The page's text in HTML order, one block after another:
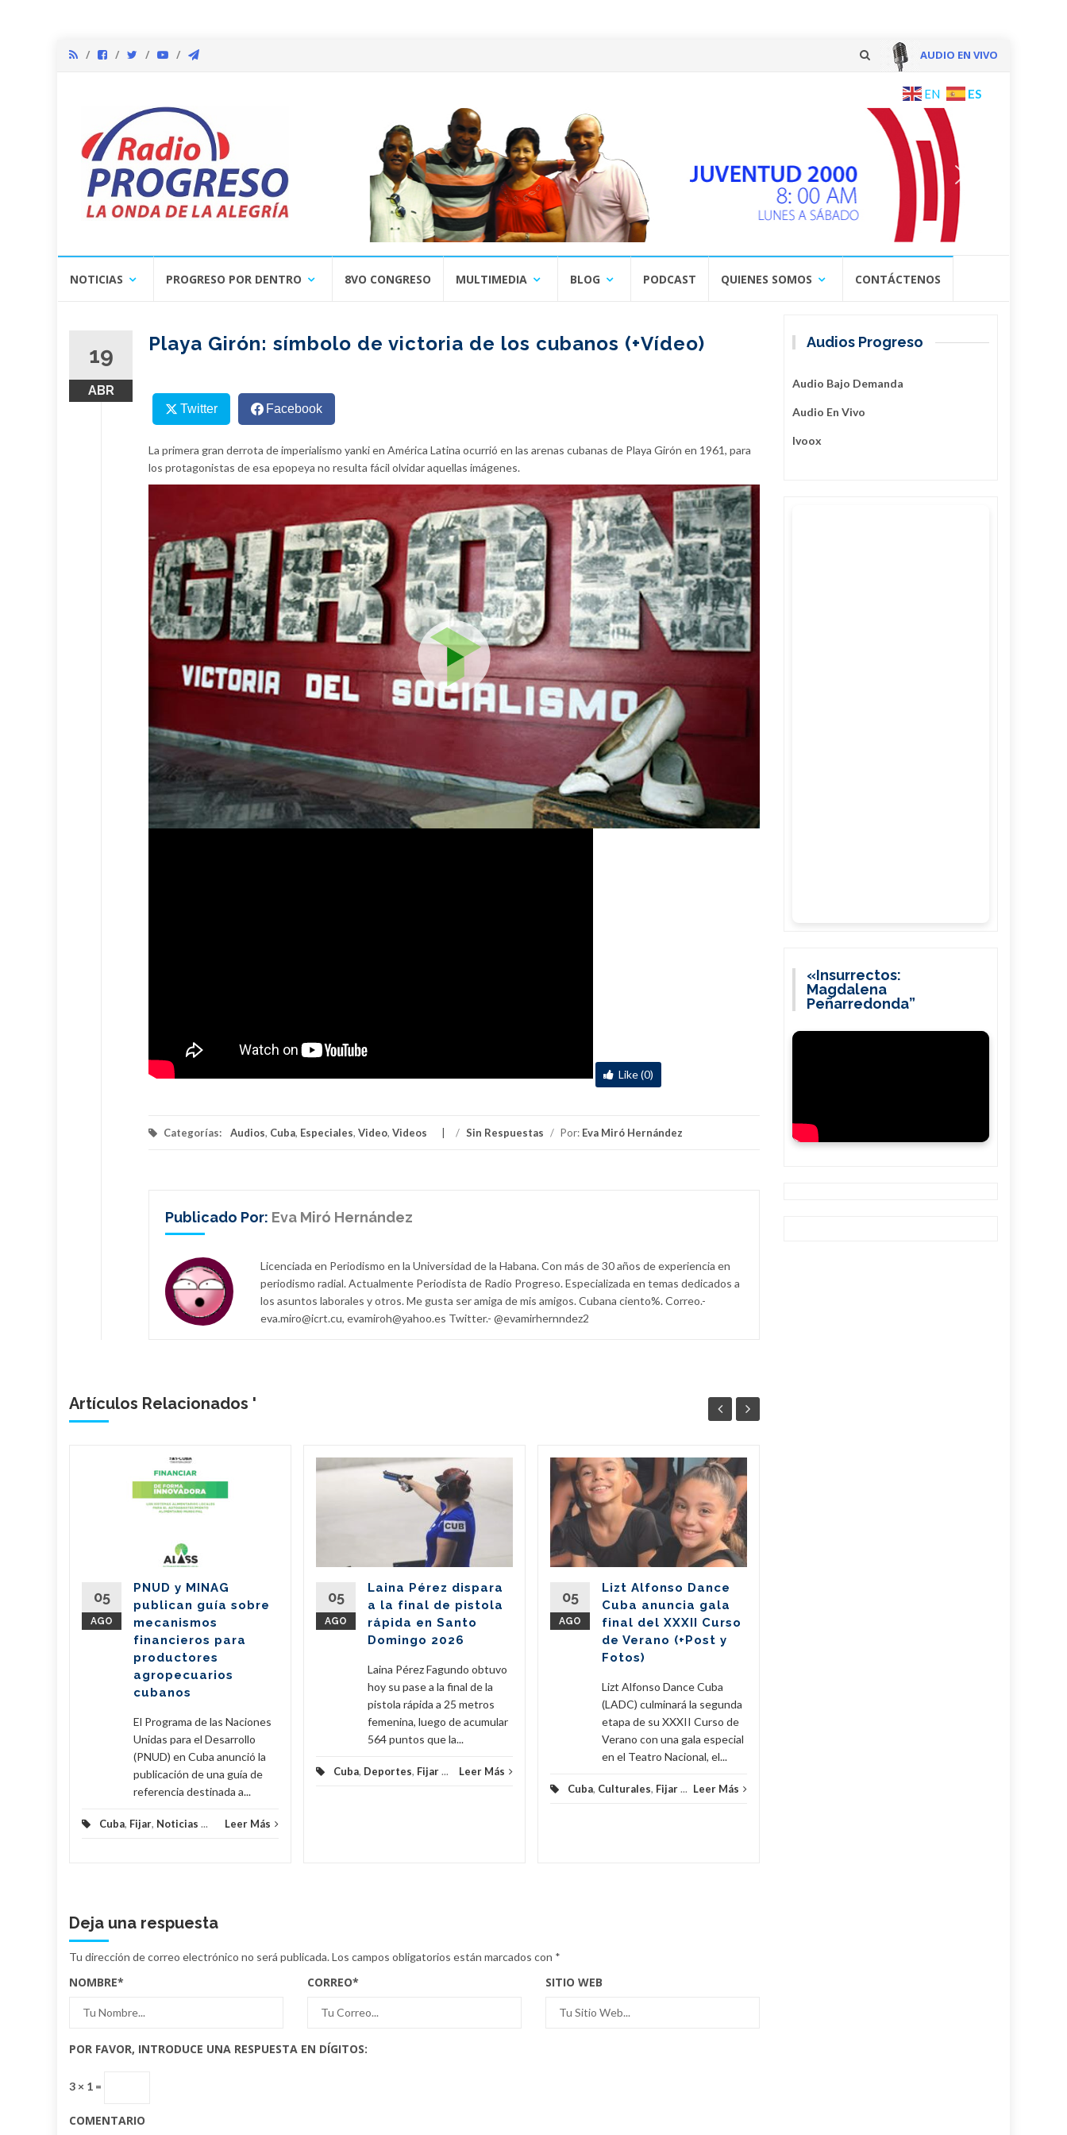
AUDIO EN VIVO
content
EN ES
NOTICIAS PROGRESO POR DENTRO 8VO CONGRESO MULTIMEDIA BLOG PODCAST QUIENES SOMOS CONTÁCTENOS
19
ABR
Playa Girón: símbolo de victoria de los cubanos (+Vídeo)
Twitter Facebook
La primera gran derrota de imperialismo yanki en América Latina ocurrió en las arenas cubanas de Playa Girón en 1961, para
los protagonistas de esa epopeya no resulta fácil olvidar aquellas imágenes.
Like (0)
Categorías: Audios, Cuba, Especiales, Video, Videos / Sin Respuestas / Por: Eva Miró Hernández
Publicado Por: Eva Miró Hernández
Licenciada en Periodismo en la Universidad de la Habana. Con más de 30 años de experiencia en
periodismo radial. Actualmente Periodista de Radio Progreso. Especializada en temas dedicados a
los asuntos laborales y otros. Me gusta ser amiga de mis amigos. Cubana ciento%. Correo.-
eva.miro@icrt.cu, evamiroh@yahoo.es Twitter.- @evamirhernndez2
Artículos Relacionados '
05
AGO
PNUD y MINAG
publican guía sobre
mecanismos
financieros para
productores
agropecuarios
cubanos
El Programa de las Naciones
Unidas para el Desarrollo
(PNUD) en Cuba anunció la
publicación de una guía de
referencia destinada a...
Cuba, Fijar, Noticias ... Leer Más
05
AGO
Laina Pérez dispara
a la final de pistola
rápida en Santo
Domingo 2026
Laina Pérez Fagundo obtuvo
hoy su pase a la final de la
pistola rápida a 25 metros
femenina, luego de acumular
564 puntos que la...
Cuba, Deportes, Fijar... Leer Más
05
AGO
Lizt Alfonso Dance
Cuba anuncia gala
final del XXXII Curso
de Verano (+Post y
Fotos)
Lizt Alfonso Dance Cuba
(LADC) culminará la segunda
etapa de su XXXII Curso de
Verano con una gala especial
en el Teatro Nacional, el...
Cuba, Culturales, Fijar... Leer Más
Deja una respuesta
Tu dirección de correo electrónico no será publicada.Los campos obligatorios están marcados con *
NOMBRE* CORREO* SITIO WEB
POR FAVOR, INTRODUCE UNA RESPUESTA EN DÍGITOS:
3 × 1 =
COMENTARIO
Audios Progreso
Audio Bajo Demanda
Audio En Vivo
Ivoox
«Insurrectos:
Magdalena
Peñarredonda”